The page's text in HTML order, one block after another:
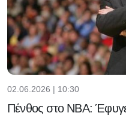
02.06.2026 | 10:30
Πένθος στο NBA: